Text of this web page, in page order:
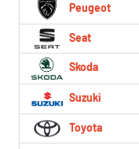
Peugeot
Seat
Skoda
Suzuki
Toyota